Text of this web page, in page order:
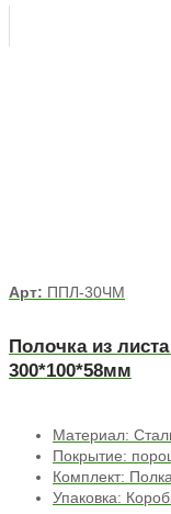
Арт: ППЛ-30ЧМ
Полочка из
300*100*58мм
Материал:
Покрытие:
Комплект:
Упаковка: